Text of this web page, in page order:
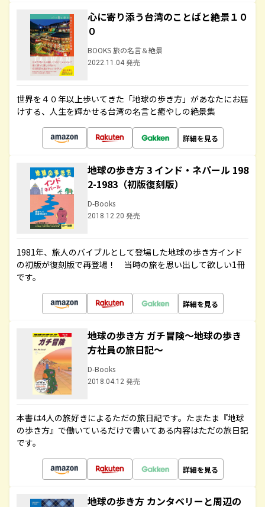
心に寄り添う台湾のことばと絶景１０
０
BOOKS 旅の名言＆絶景
2022.11.04 発売
世界を４０年以上歩いてきた「地球の歩き方」があなたにお届
けする、人生を輝かせる台湾の名言と癒やしの絶景集
詳細を見る
地球の歩き方 3 インド・ネパール 198
2-1983（初版復刻版）
D-Books
2018.12.20 発売
1981年、旅人のバイブルとして登場した地球の歩き方インド
の初版が復刻版で再登場！ 当時の旅を思い出して欲しい1冊
です。
詳細を見る
地球の歩き方 ガチ冒険～地球の歩き
方社員の旅日記～
D-Books
2018.04.12 発売
本書は4人の旅好きによるただの旅日記です。たまたま『地球
の歩き方』で働いているだけで書いてある内容はただの旅日記
です。
詳細を見る
地球の歩き方 カンタベリーと周辺の